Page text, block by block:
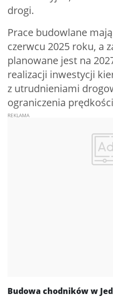
drogi.
Prace budowlane
czerwcu 2025 roku, a
planowane jest na
realizacji inwestycji
z utrudnieniami
ograniczenia
Budowa chodników w